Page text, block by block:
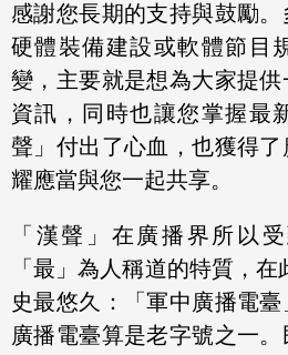
感謝您長期的支持與鼓勵
硬體裝備建設或軟體節目
變，主要就是想為大家提
資訊，同時也讓您掌握最
聲」付出了心血，也獲得
耀應當與您一起共享。
「漢聲」在廣播界所以
「最」為人稱道的特質，
史最悠久：「軍中廣播電
廣播電臺算是老字號之一